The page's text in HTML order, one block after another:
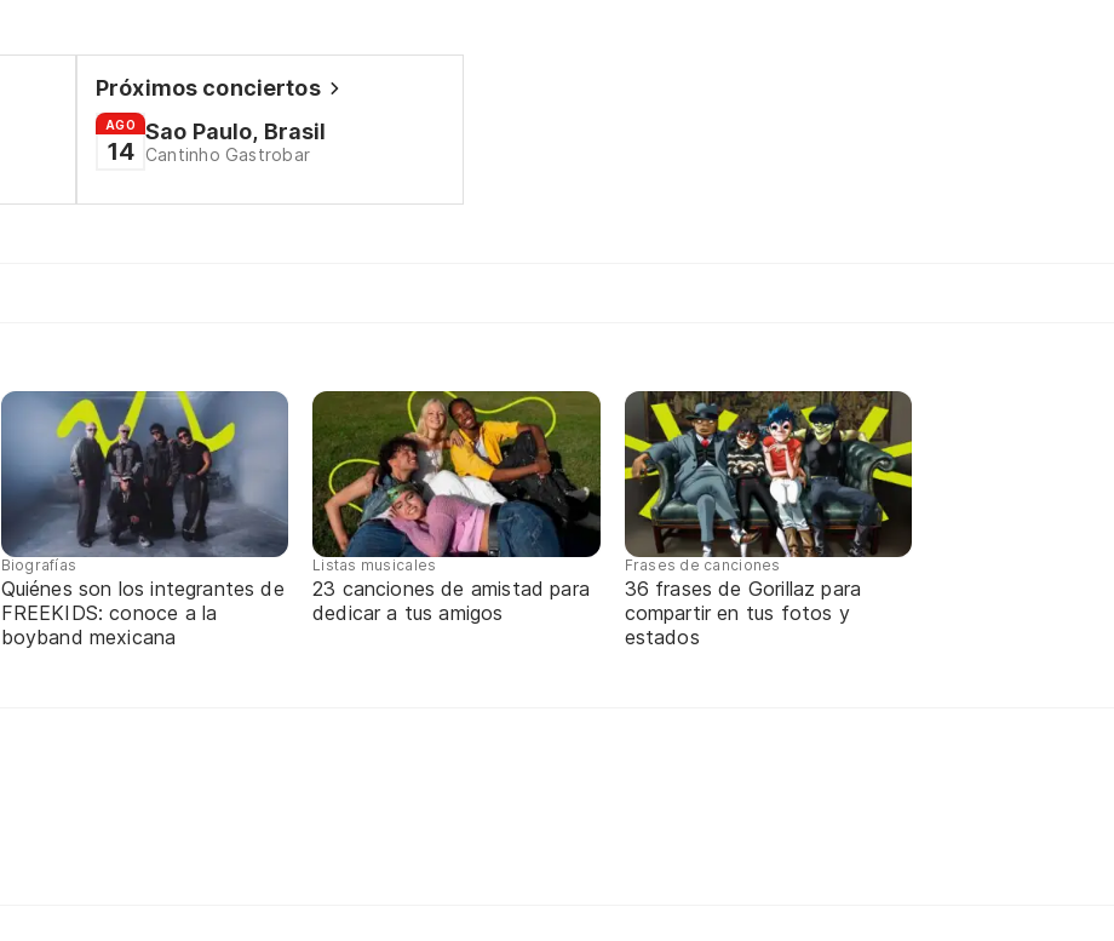
Próximos conciertos
AGO
14
Sao Paulo, Brasil
Cantinho Gastrobar
Biografías
Quiénes son los integrantes de
FREEKIDS: conoce a la
boyband mexicana
Listas musicales
23 canciones de amistad para
dedicar a tus amigos
Frases de canciones
36 frases de Gorillaz para
compartir en tus fotos y
estados